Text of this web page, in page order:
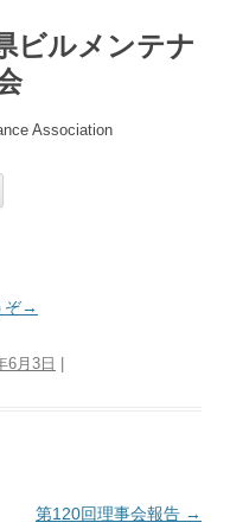
ビルメンテナ
Association
キ
ッ
ぞ→
6月3日
第120回理事会報告 →